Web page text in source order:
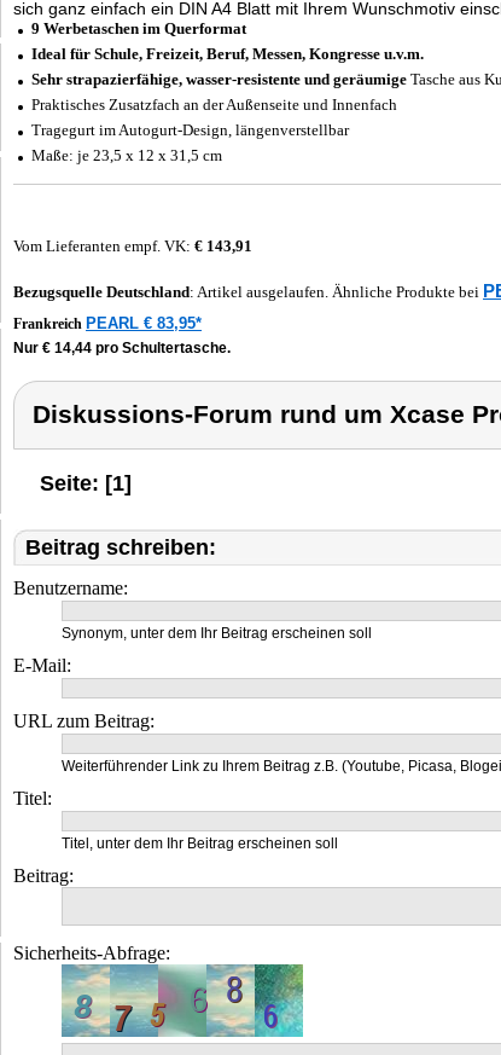
sich ganz einfach ein DIN A4 Blatt mit Ihrem Wunschmotiv
9 Werbetaschen im Querformat
Ideal für Schule, Freizeit, Beruf, Messen, Kongresse u.v.m.
Sehr strapazierfähige, wasser-resistente und geräumige Tasche aus
Praktisches Zusatzfach an der Außenseite und Innenfach
Tragegurt im Autogurt-Design, längenverstellbar
Maße: je 23,5 x 12 x 31,5 cm
Vom Lieferanten empf. VK: € 143,91
Bezugsquelle Deutschland: Artikel ausgelaufen. Ähnliche Produkte bei
Frankreich PEARL € 83,95*
Nur € 14,44 pro Schultertasche.
Diskussions-Forum rund um Xcase
Seite: [1]
Beitrag schreiben:
Benutzername:
Synonym, unter dem Ihr Beitrag erscheinen soll
E-Mail:
URL zum Beitrag:
Weiterführender Link zu Ihrem Beitrag z.B. (Youtube, Picasa,
Titel:
Titel, unter dem Ihr Beitrag erscheinen soll
Beitrag:
Sicherheits-Abfrage: